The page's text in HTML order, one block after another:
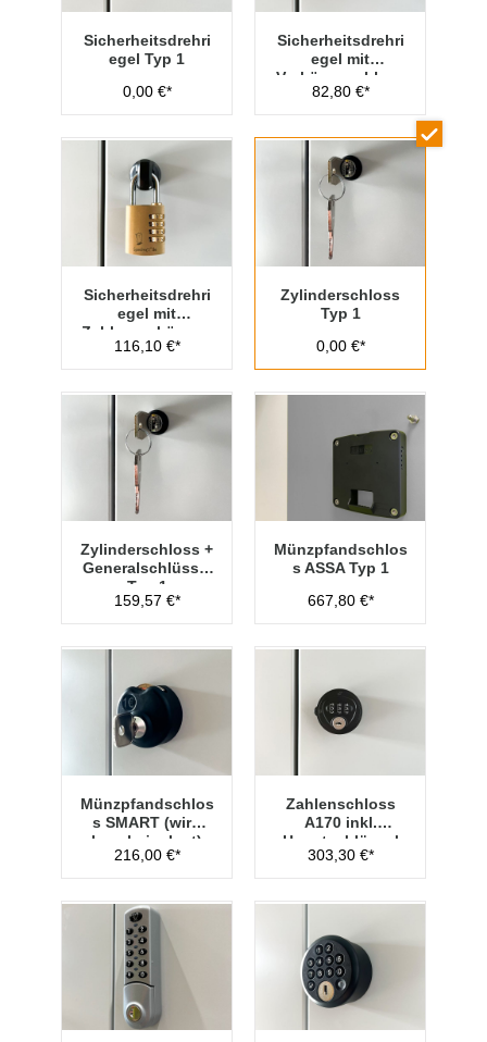
Sicherheitsdrehri
egel Typ 1
0,00 €*
Sicherheitsdrehri
egel mit
Vorhängeschloss
Typ 1
82,80 €*
Sicherheitsdrehri
egel mit
Zahlenvorhänges
chloss Typ 1
116,10 €*
Zylinderschloss
Typ 1
0,00 €*
Zylinderschloss +
Generalschlüssel
Typ 1
159,57 €*
Münzpfandschlos
s ASSA Typ 1
667,80 €*
Münzpfandschlos
s SMART (wird
lose beigelegt)
216,00 €*
Zahlenschloss
A170 inkl.
Hauptschlüssel
Typ 1
303,30 €*